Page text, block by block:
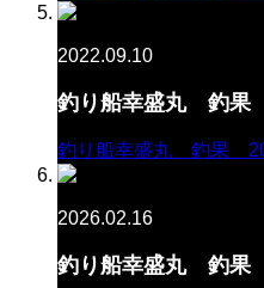
2022.09.10
釣り船幸盛丸 釣
釣り船幸盛丸 釣果
2026.02.16
釣り船幸盛丸 釣